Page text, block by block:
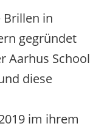
in
gegründet
Aarhus School
diese
im ihrem